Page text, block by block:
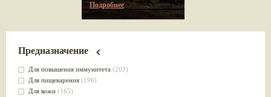
Подробнее
Предназначение
Для повышения иммунитета (203)
Для пищеварения (196)
Для кожи (165)